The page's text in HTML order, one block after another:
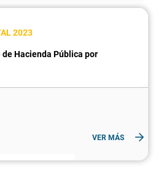
2023
Hacienda Pública por
VER MÁS